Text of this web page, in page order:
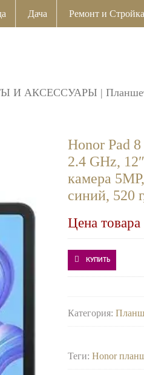
Дача Ремонт и Стройка
И АКСЕССУАРЫ |
Honor Pad
2.4 GHz,
камера
синий, 520
Цена товара
КУПИТЬ
Категория:
Теги:Honor